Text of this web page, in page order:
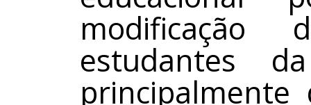
modificação
estudantes